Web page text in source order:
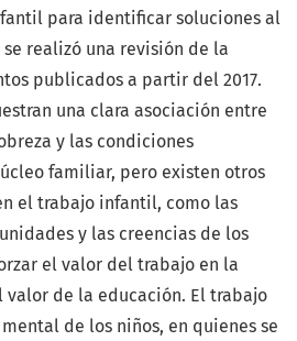
para identificar soluciones al
realizó una revisión de la
publicados a partir del 2017.
una clara asociación entre
y las condiciones
familiar, pero existen otros
el trabajo infantil, como las
y las creencias de los
el valor del trabajo en la
valor de la educación. El trabajo
de los niños, en quienes se